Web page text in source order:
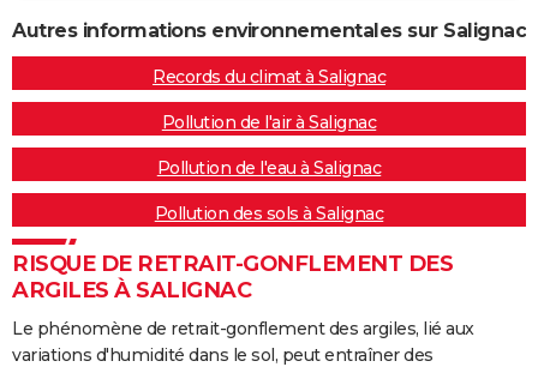
Autres informations environnementales sur Salignac
Records du climat à Salignac
Pollution de l'air à Salignac
Pollution de l'eau à Salignac
Pollution des sols à Salignac
RISQUE DE RETRAIT-GONFLEMENT DES
ARGILES À SALIGNAC
Le phénomène de retrait-gonflement des argiles, lié aux
variations d'humidité dans le sol, peut entraîner des